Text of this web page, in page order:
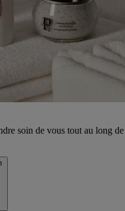
soin de vous tout au long de